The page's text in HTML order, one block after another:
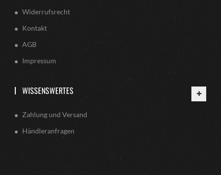
Widerrufsrecht
Kontakt
AGB
Impressum
WISSENSWERTES
Zahlung und Versand
Händleranfragen